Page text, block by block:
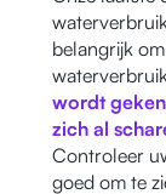
belangrijk
wordt
zich al
Controleer
goed om te